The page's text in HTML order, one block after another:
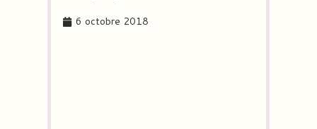
6 octobre 2018